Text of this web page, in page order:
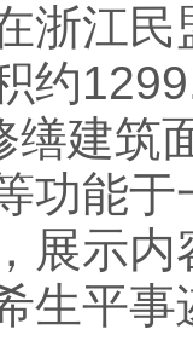
浙江
约
缮建筑
功能
展示
生平